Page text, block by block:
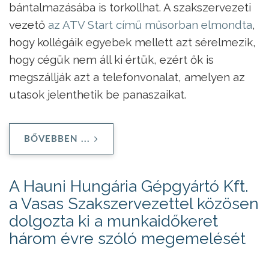
bántalmazásába is torkollhat. A szakszervezeti
vezető az ATV Start című műsorban elmondta,
hogy kollégáik egyebek mellett azt sérelmezik,
hogy cégük nem áll ki értük, ezért ők is
megszállják azt a telefonvonalat, amelyen az
utasok jelenthetik be panaszaikat.
BŐVEBBEN ...
A Hauni Hungária Gépgyártó Kft.
a Vasas Szakszervezettel közösen
dolgozta ki a munkaidőkeret
három évre szóló megemelését